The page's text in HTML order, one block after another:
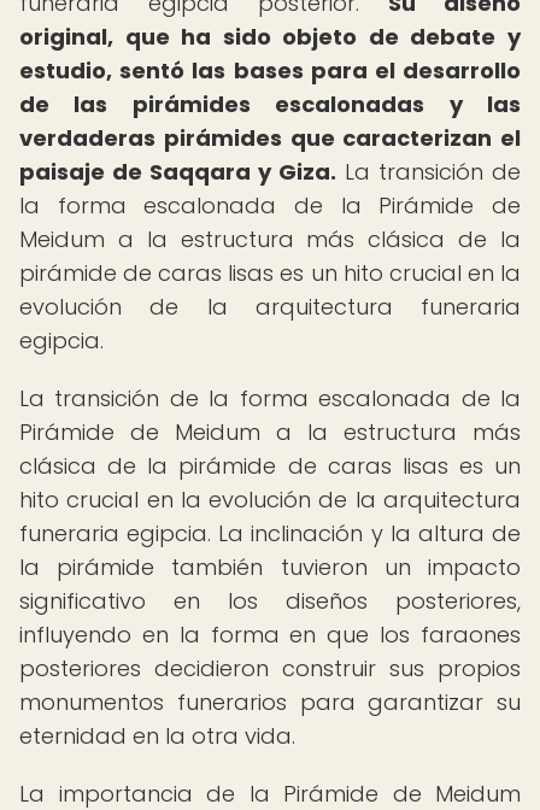
original, que ha sido objeto de debate y
estudio, sentó las bases para el desarrollo
de las pirámides escalonadas y las
verdaderas pirámides que caracterizan el
paisaje de Saqqara y Giza. La transición de
la forma escalonada de la Pirámide de
Meidum a la estructura más clásica de la
pirámide de caras lisas es un hito crucial en la
evolución de la arquitectura funeraria
egipcia.
La transición de la forma escalonada de la
Pirámide de Meidum a la estructura más
clásica de la pirámide de caras lisas es un
hito crucial en la evolución de la arquitectura
funeraria egipcia. La inclinación y la altura de
la pirámide también tuvieron un impacto
significativo en los diseños posteriores,
influyendo en la forma en que los faraones
posteriores decidieron construir sus propios
monumentos funerarios para garantizar su
eternidad en la otra vida.
La importancia de la Pirámide de Meidum